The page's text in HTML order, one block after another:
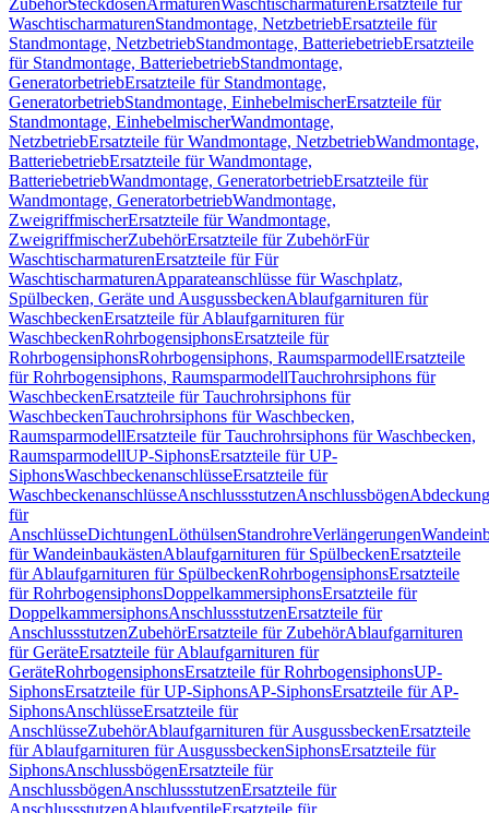
ZubehörSteckdosenArmaturenWaschtischarmaturen Ersatzteile für
WaschtischarmaturenStandmontage, NetzbetriebErsatzteile für
Standmontage, NetzbetriebStandmontage, BatteriebetriebErsatzteile
für Standmontage, BatteriebetriebStandmontage,
GeneratorbetriebErsatzteile für Standmontage,
GeneratorbetriebStandmontage, EinhebelmischerErsatzteile für
Standmontage, EinhebelmischerWandmontage,
NetzbetriebErsatzteile für Wandmontage, NetzbetriebWandmontage,
BatteriebetriebErsatzteile für Wandmontage,
BatteriebetriebWandmontage, GeneratorbetriebErsatzteile für
Wandmontage, GeneratorbetriebWandmontage,
ZweigriffmischerErsatzteile für Wandmontage,
ZweigriffmischerZubehörErsatzteile für ZubehörFür
WaschtischarmaturenErsatzteile für Für
WaschtischarmaturenApparateanschlüsse für Waschplatz,
Spülbecken, Geräte und AusgussbeckenAblaufgarnituren für
WaschbeckenErsatzteile für Ablaufgarnituren für
WaschbeckenRohrbogensiphonsErsatzteile für
RohrbogensiphonsRohrbogensiphons, RaumsparmodellErsatzteile
für Rohrbogensiphons, RaumsparmodellTauchrohrsiphons für
WaschbeckenErsatzteile für Tauchrohrsiphons für
WaschbeckenTauchrohrsiphons für Waschbecken,
RaumsparmodellErsatzteile für Tauchrohrsiphons für Waschbecken,
RaumsparmodellUP-SiphonsErsatzteile für UP-
SiphonsWaschbeckenanschlüsseErsatzteile für
WaschbeckenanschlüsseAnschlussstutzenAnschlussbögen
für
AnschlüsseDichtungenLöthülsenStandrohreVerlängerungen
für WandeinbaukästenAblaufgarnituren für SpülbeckenErsatzteile
für Ablaufgarnituren für SpülbeckenRohrbogensiphonsErsatzteile
für RohrbogensiphonsDoppelkammersiphonsErsatzteile für
DoppelkammersiphonsAnschlussstutzenErsatzteile für
AnschlussstutzenZubehörErsatzteile für ZubehörAblaufgarnituren
für GeräteErsatzteile für Ablaufgarnituren für
GeräteRohrbogensiphonsErsatzteile für RohrbogensiphonsUP-
SiphonsErsatzteile für UP-SiphonsAP-SiphonsErsatzteile für AP-
SiphonsAnschlüsseErsatzteile für
AnschlüsseZubehörAblaufgarnituren für AusgussbeckenErsatzteile
für Ablaufgarnituren für AusgussbeckenSiphonsErsatzteile für
SiphonsAnschlussbögenErsatzteile für
AnschlussbögenAnschlussstutzenErsatzteile für
AnschlussstutzenAblaufventileErsatzteile für